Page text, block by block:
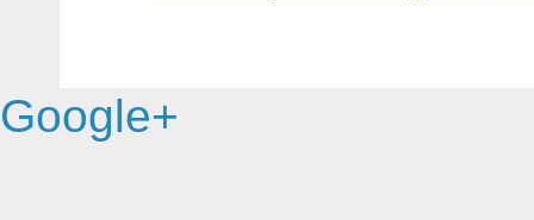
Google+